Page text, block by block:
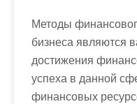
Методы
бизнеса являются
достижения
успеха в данной
финансовых